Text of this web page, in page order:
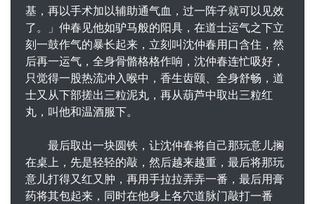
基，再以手术加以辅助通气血，过一阵子就可以见效
了。」仲春见他如驴马般的阳具，在道士运气之下立
刻一鼓作气的暴长起来，立刻叫沈仲春用口含住，然
后再一运气，全身骨骼格格作响，沈仲春连忙吸好，
只觉得一股热流冲入喉中，香生齿颐、全身舒畅，道
士又从下部搓出三粒泥丸，再从葫芦中取出三粒红
丸，叫他和温酒服下。
最后取出一块圆铁，让沈仲春将自己那玩意儿搁
在桌上，先是轻轻的敲，然后越来越重，最后将那玩
意儿打得又红又肿，再用手拉拉弄弄一番，最后用膏
药将其包起来，同时在他身上各穴道脉门敲打一番